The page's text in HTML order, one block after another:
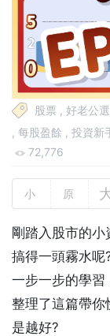
股票 , 好老公
, 每股盈餘 , 投資新
72,776
小 原
剛踏入股市的
搞得一頭霧水呢
一步一步的學習
整理了這篇帶你
是越好?